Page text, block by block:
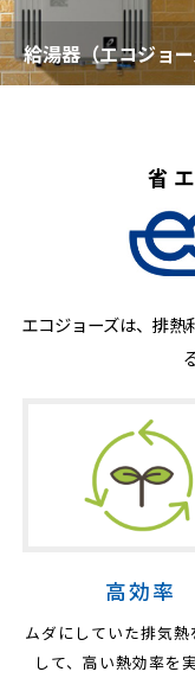
給湯器（エコジョ
省
エコジョーズは、排熱
高効率
ムダにしていた排気熱
して、 高い熱効率を